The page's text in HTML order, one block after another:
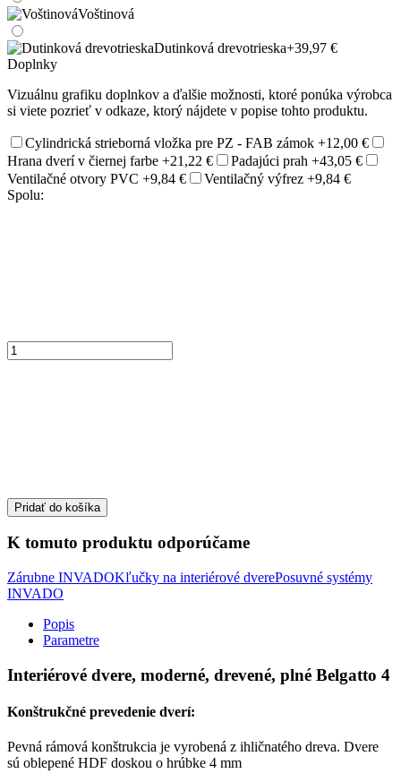
Voštinová
Dutinková drevotrieska+39,97 €
Doplnky
Vizuálnu grafiku doplnkov a ďalšie možnosti, ktoré ponúka výrobca
si viete pozrieť v odkaze, ktorý nájdete v popise tohto produktu.
Cylindrická strieborná vložka pre PZ - FAB zámok +12,00 €
Hrana dverí v čiernej farbe +21,22 € Padajúci prah +43,05 €
Ventilačné otvory PVC +9,84 € Ventilačný výfrez +9,84 €
Spolu:
Pridať do košíka
K tomuto produktu odporúčame
Zárubne INVADOKľučky na interiérové dverePosuvné systémy
INVADO
Popis
Parametre
Interiérové dvere, moderné, drevené, plné Belgatto 4
Konštrukčné prevedenie dverí:
Pevná rámová konštrukcia je vyrobená z ihličnatého dreva. Dvere
sú oblepené HDF doskou o hrúbke 4 mm